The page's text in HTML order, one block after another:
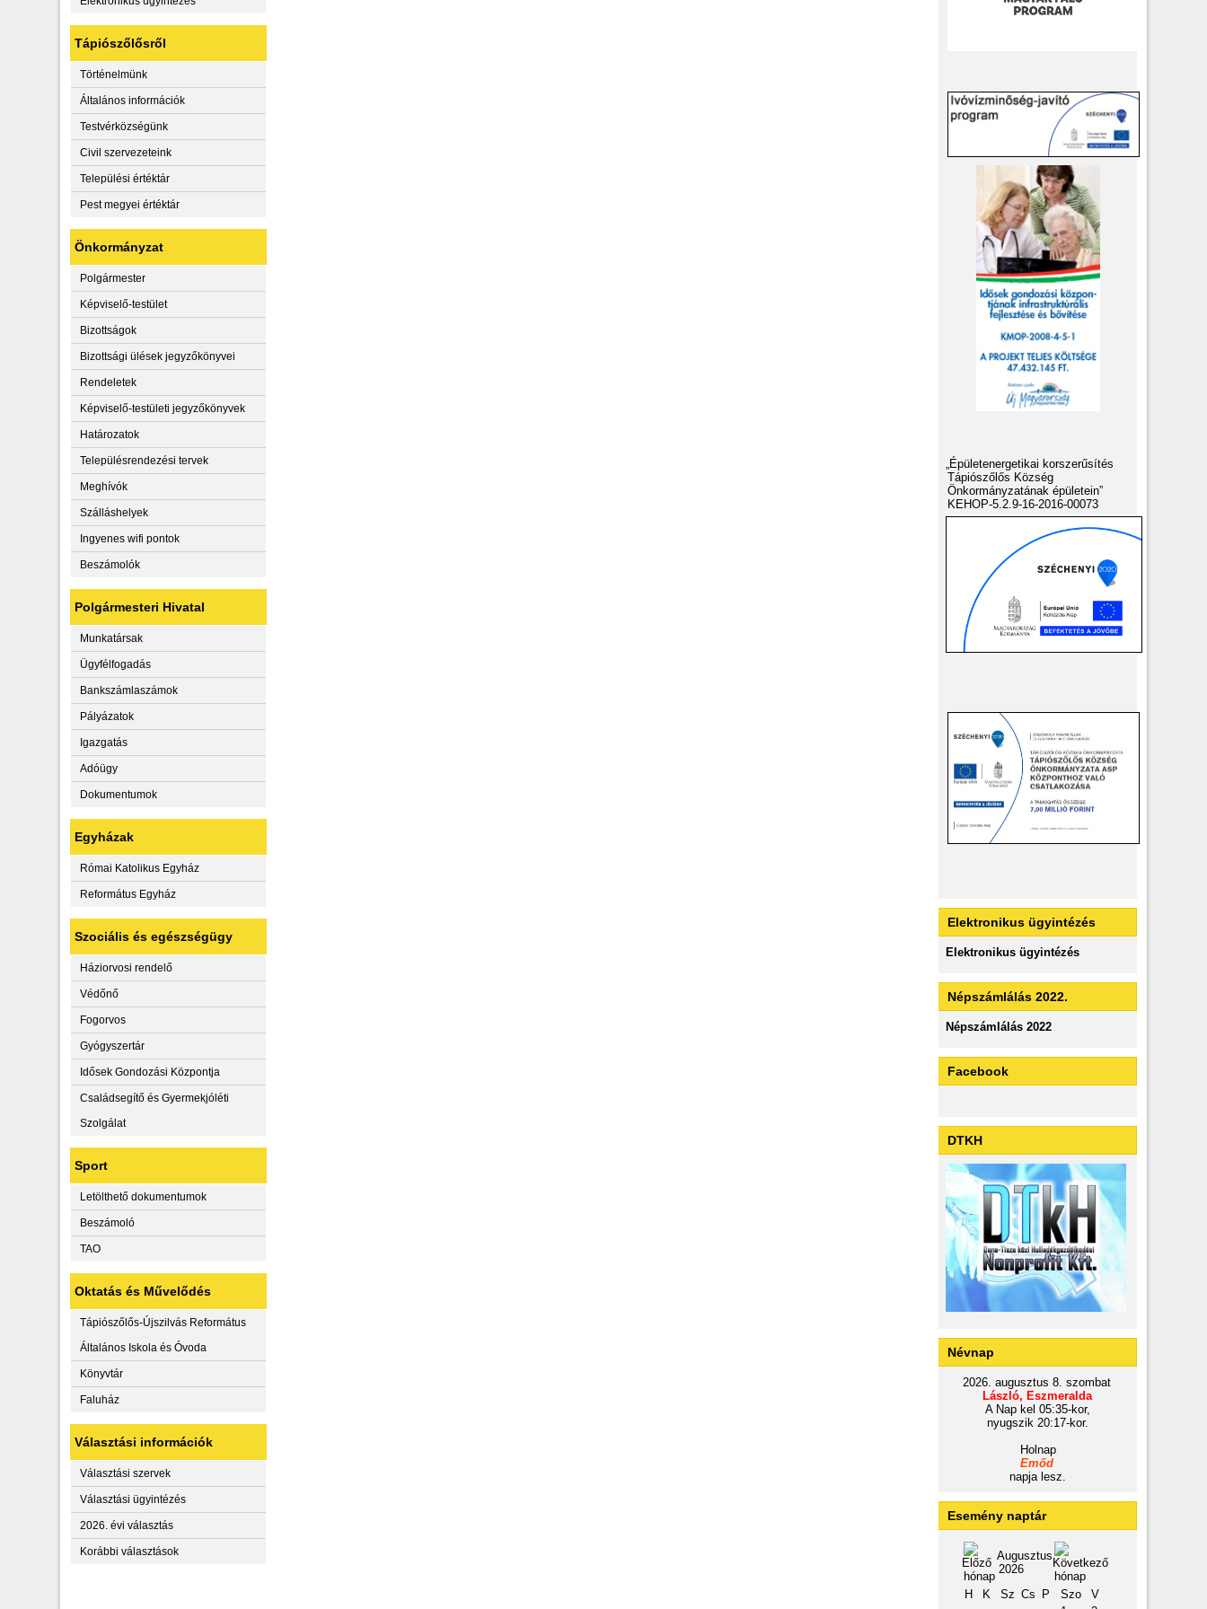
Tápiószőlősről
Történelmünk
Általános információk
Testvérközségünk
Civil szervezeteink
Települési értéktár
Pest megyei értéktár
Önkormányzat
Polgármester
Képviselő-testület
Bizottságok
Bizottsági ülések jegyzőkönyvei
Rendeletek
Képviselő-testületi jegyzőkönyvek
Határozatok
Településrendezési tervek
Meghívók
Szálláshelyek
Ingyenes wifi pontok
Beszámolók
Polgármesteri Hivatal
Munkatársak
Ügyfélfogadás
Bankszámlaszámok
Pályázatok
Igazgatás
Adóügy
Dokumentumok
Egyházak
Római Katolikus Egyház
Református Egyház
Szociális és egészségügy
Háziorvosi rendelő
Védőnő
Fogorvos
Gyógyszertár
Idősek Gondozási Központja
Családsegítő és Gyermekjóléti
Szolgálat
Sport
Letölthető dokumentumok
Beszámoló
TAO
Oktatás és Művelődés
Tápiószőlős-Újszilvás Református
Általános Iskola és Óvoda
Könyvtár
Faluház
Választási információk
Választási szervek
Választási ügyintézés
2026. évi választás
Korábbi választások
„Épületenergetikai korszerűsítés
Tápiószőlős Község
Önkormányzatának épületein”
KEHOP-5.2.9-16-2016-00073
Elektronikus ügyintézés
Elektronikus ügyintézés
Népszámlálás 2022.
Népszámlálás 2022
Facebook
DTKH
Névnap
2026. augusztus 8. szombat
László, Eszmeralda
A Nap kel 05:35-kor,
nyugszik 20:17-kor.
Holnap
Emőd
napja lesz.
Esemény naptár
Augusztus
2026
H
K Sz Cs P Szo
V